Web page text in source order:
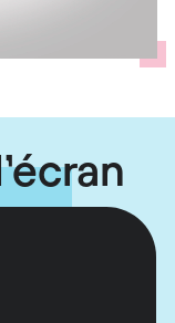
Assurer